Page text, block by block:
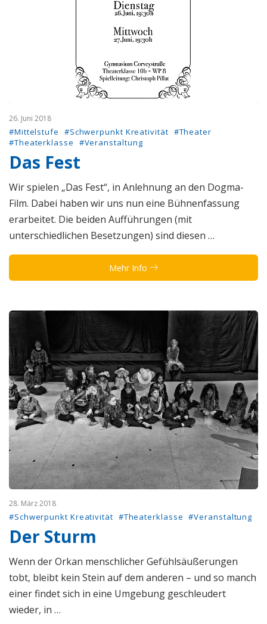
26. Juni 2018
#Mittelstufe #Schwerpunkt Kreativität #Theater
#Theaterklasse
#Veranstaltung
Das Fest
Wir spielen „Das Fest“, in Anlehnung an den Dogma-
Film. Dabei haben wir uns nun eine Bühnenfassung
erarbeitet. Die beiden Aufführungen (mit
unterschiedlichen Besetzungen) sind diesen …
Mehr Info
28. März 2018
#Schwerpunkt Kreativität #Theaterklasse #Veranstaltung
Der Sturm
Wenn der Orkan menschlicher Gefühlsäußerungen
tobt, bleibt kein Stein auf dem anderen – und so manch
einer findet sich in eine Umgebung geschleudert
wieder, in …